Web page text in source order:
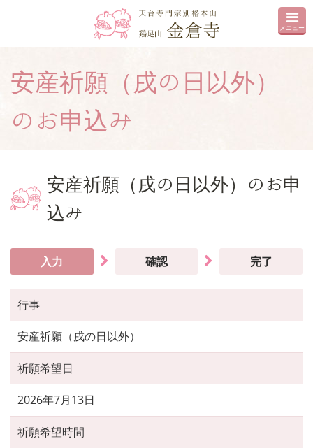
メニュー
安産祈願（戌の日以外）
のお申込み
安産祈願（戌の日以外）のお申
込み
入力 確認 完了
行事
安産祈願（戌の日以外）
祈願希望日
2026年7月13日
祈願希望時間